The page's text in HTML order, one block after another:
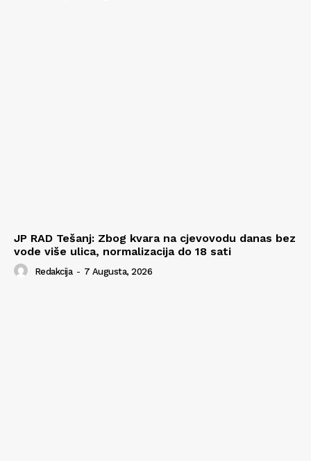
JP RAD Tešanj: Zbog kvara na cjevovodu danas bez
vode više ulica, normalizacija do 18 sati
Redakcija - 7 Augusta, 2026